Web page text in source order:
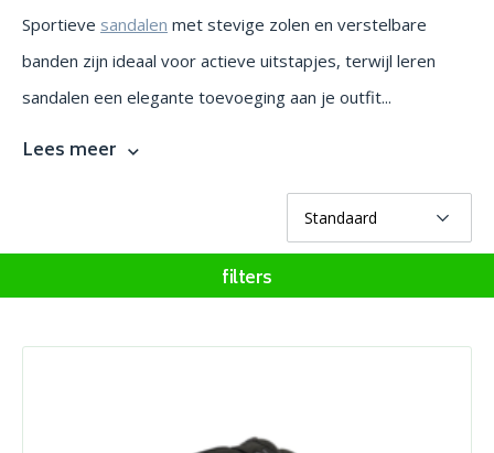
Sportieve sandalen met stevige zolen en verstelbare
banden zijn ideaal voor actieve uitstapjes, terwijl leren
sandalen een elegante toevoeging aan je outfit...
Lees meer
filters